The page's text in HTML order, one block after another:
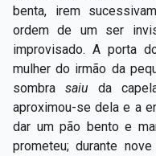
benta, irem
ordem de um ser
improvisado. A porta
mulher do irmão da
sombra saiu da
aproximou-se dela e a
dar um pão bento e
prometeu; durante